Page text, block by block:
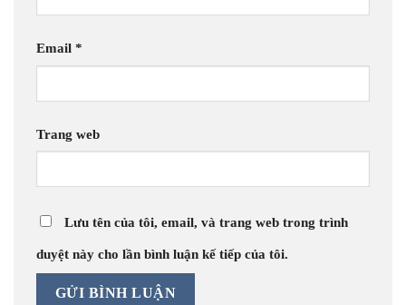
Email *
Trang web
Lưu tên của tôi, email, và trang web trong trình
duyệt này cho lần bình luận kế tiếp của tôi.